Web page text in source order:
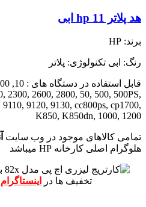
هد پلاتر 11 hp ابی
برند: HP
رنگ: ابی تکنولوژی: پلاتر
2300, 2600, 2800, 50, 500, 500PS,
9120, 9130, cc800ps, cp1700,
K850, K850dn, 1000, 1200
تمامی کالاهای موجود در وب سایت
هلوگرام اصلی کارخانه HP میباشد
تخفیف ها در
اینستاگرام